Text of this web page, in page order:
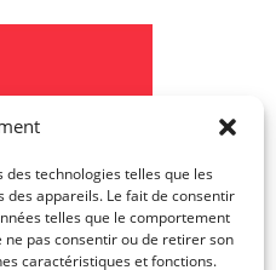
technologies telles que les
appareils. Le fait de consentir
telles que le comportement
ne pas consentir ou de retirer son
caractéristiques et fonctions.
Post